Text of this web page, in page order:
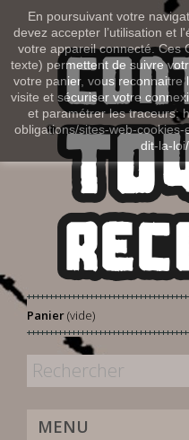
En poursuivant votre
devez accepter l’utilisation et
votre appareil connecté. Ces
texte) permettent de suivre
votre panier, vous reconnaitre
visite et sécuriser votre
et paramétrer les traceurs:
obligations/sites-web-
dit-la-loi/
Panier(vide)
MENU